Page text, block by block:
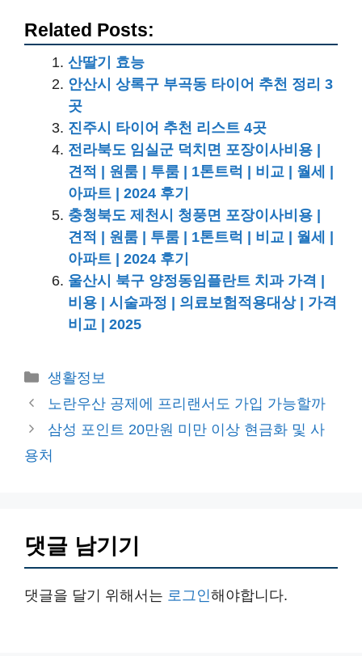
Related Posts:
산딸기 효능
안산시 상록구 부곡동 타이어 추천 정리 3
곳
진주시 타이어 추천 리스트 4곳
전라북도 임실군 덕치면 포장이사비용 |
견적 | 원룸 | 투룸 | 1톤트럭 | 비교 | 월세 |
아파트 | 2024 후기
충청북도 제천시 청풍면 포장이사비용 |
견적 | 원룸 | 투룸 | 1톤트럭 | 비교 | 월세 |
아파트 | 2024 후기
울산시 북구 양정동임플란트 치과 가격 |
비용 | 시술과정 | 의료보험적용대상 | 가격
비교 | 2025
카
테
리
생활정보
노란우산 공제에 프리랜서도 가입 가능할까
삼성 포인트 20만원 미만 이상 현금화 및 사
용처
댓글 남기기
댓글을 달기 위해서는 로그인해야합니다.